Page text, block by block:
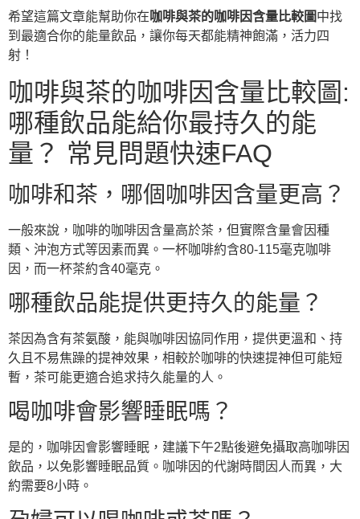
希望這篇文章能幫助你在咖啡與茶的咖啡因含量比較圖中找
到最適合你的能量飲品，讓你每天都能精神飽滿，活力四
射！
咖啡與茶的咖啡因含量比較圖:
哪種飲品能給你最持久的能
量？ 常見問題快速FAQ
咖啡和茶，哪個咖啡因含量更高？
一般來說，咖啡的咖啡因含量高於茶，但實際含量會因種
類、沖泡方式等因素而異。一杯咖啡約含80-115毫克咖啡
因，而一杯茶約含40毫克。
哪種飲品能提供更持久的能量？
茶因為含有茶氨酸，能與咖啡因協同作用，提供更溫和、持
久且不易焦躁的提神效果，相較於咖啡的快速提神但可能短
暫，茶可能更適合追求持久能量的人。
喝咖啡會影響睡眠嗎？
是的，咖啡因會影響睡眠，建議下午2點後避免攝取高咖啡因
飲品，以免影響睡眠品質。咖啡因的代謝時間因人而異，大
約需要8小時。